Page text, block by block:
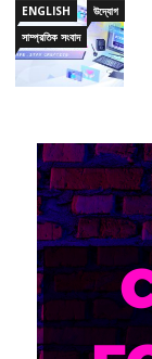
ENGLISH
উদ্যোগ
সাম্প্রতিক সংবাদ